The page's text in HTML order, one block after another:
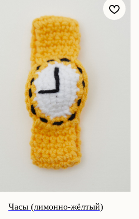
Часы (лимонно-жёлтый)